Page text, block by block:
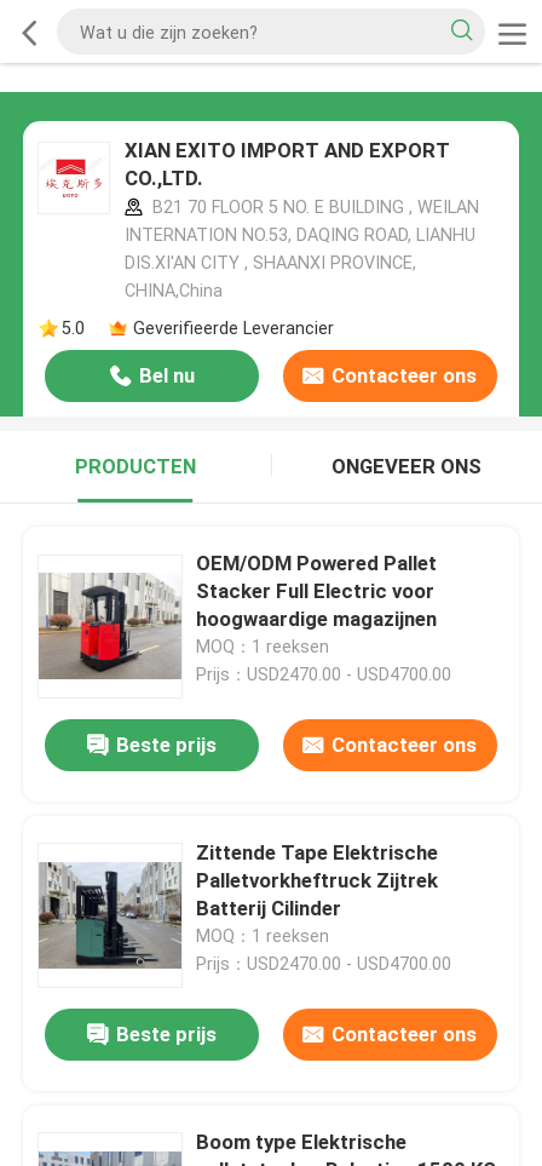
XIAN EXITO IMPORT AND EXPORT
CO.,LTD.
B21 70 FLOOR 5 NO. E BUILDING , WEILAN
INTERNATION NO.53, DAQING ROAD, LIANHU
DIS.XI'AN CITY , SHAANXI PROVINCE,
CHINA,China
5.0
Geverifieerde Leverancier
Bel nu Contacteer ons
PRODUCTEN ONGEVEER ONS
OEM/ODM Powered Pallet
Stacker Full Electric voor
hoogwaardige magazijnen
MOQ：1 reeksen
Prijs：USD2470.00 - USD4700.00
Beste prijs Contacteer ons
Zittende Tape Elektrische
Palletvorkheftruck Zijtrek
Batterij Cilinder
MOQ：1 reeksen
Prijs：USD2470.00 - USD4700.00
Beste prijs Contacteer ons
Boom type Elektrische